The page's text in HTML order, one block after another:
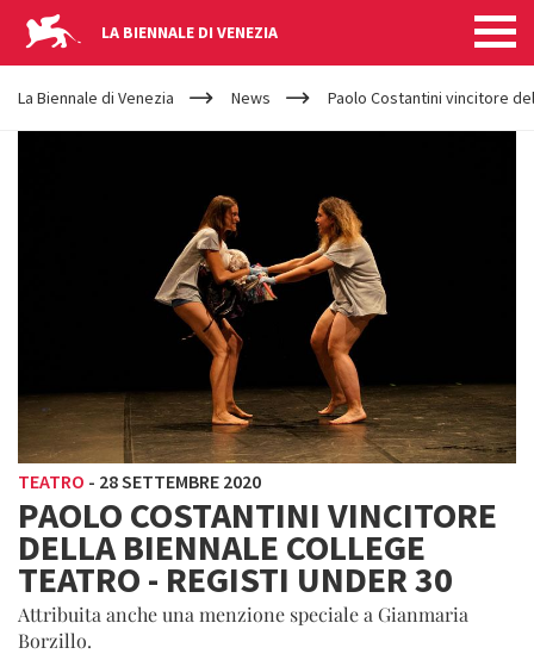
LA BIENNALE DI VENEZIA
YOUR
ARE
HERE
La Biennale di Venezia News Paolo Costantini vincitore
TEATRO - 28 SETTEMBRE 2020
PAOLO COSTANTINI VINCITORE
DELLA BIENNALE COLLEGE
TEATRO - REGISTI UNDER 30
Attribuita anche una menzione speciale a Gianmaria
Borzillo.